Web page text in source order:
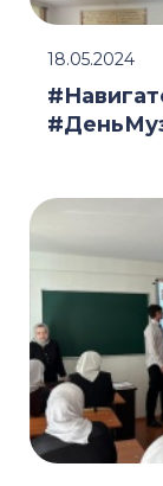
18.05.2024